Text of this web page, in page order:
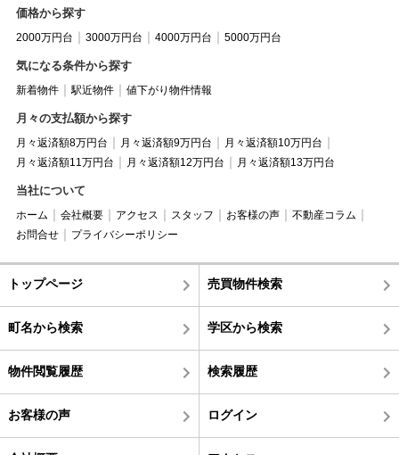
価格から探す
2000万円台 3000万円台 4000万円台 5000万円台
気になる条件から探す
新着物件 駅近物件 値下がり物件情報
月々の支払額から探す
月々返済額8万円台 月々返済額9万円台
月々返済額10万円台
月々返済額11万円台
月々返済額12万円台 月々返済額13万円台
当社について
ホーム 会社概要 アクセス スタッフ お客様の声
不動産コラム
お問合せ
プライバシーポリシー
トップページ 売買物件検索
町名から検索 学区から検索
物件閲覧履歴 検索履歴
お客様の声 ログイン